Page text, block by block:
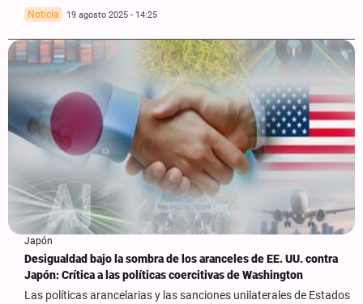
Noticia 19 agosto 2025 - 14:25
Japón
Desigualdad bajo la sombra de los aranceles de EE. UU. contra
Japón: Crítica a las políticas coercitivas de Washington
Las políticas arancelarias y las sanciones unilaterales de Estados